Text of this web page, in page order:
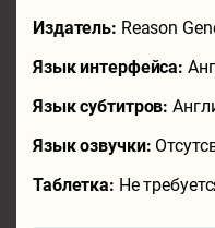
Издатель: Reason
Язык интерфейса:
Язык субтитров:
Язык озвучки:
Таблетка: Не